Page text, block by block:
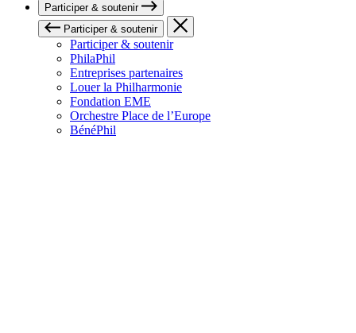
Participer & soutenir
Participer & soutenir
Participer & soutenir
PhilaPhil
Entreprises partenaires
Louer la Philharmonie
Fondation EME
Orchestre Place de l’Europe
BénéPhil